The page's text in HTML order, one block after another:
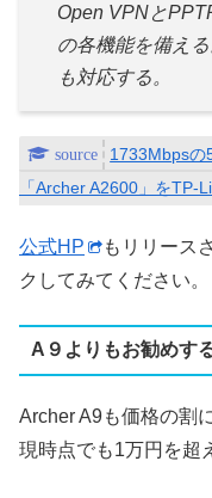
Open VPNと
の各機能を備え
も対応する。
1733Mbpsの
「Archer A2600」をTP-
公式HP
もリリース
クしてみてください。
A９よりもお勧めす
Archer A9も価格の割
現時点でも1万円を超